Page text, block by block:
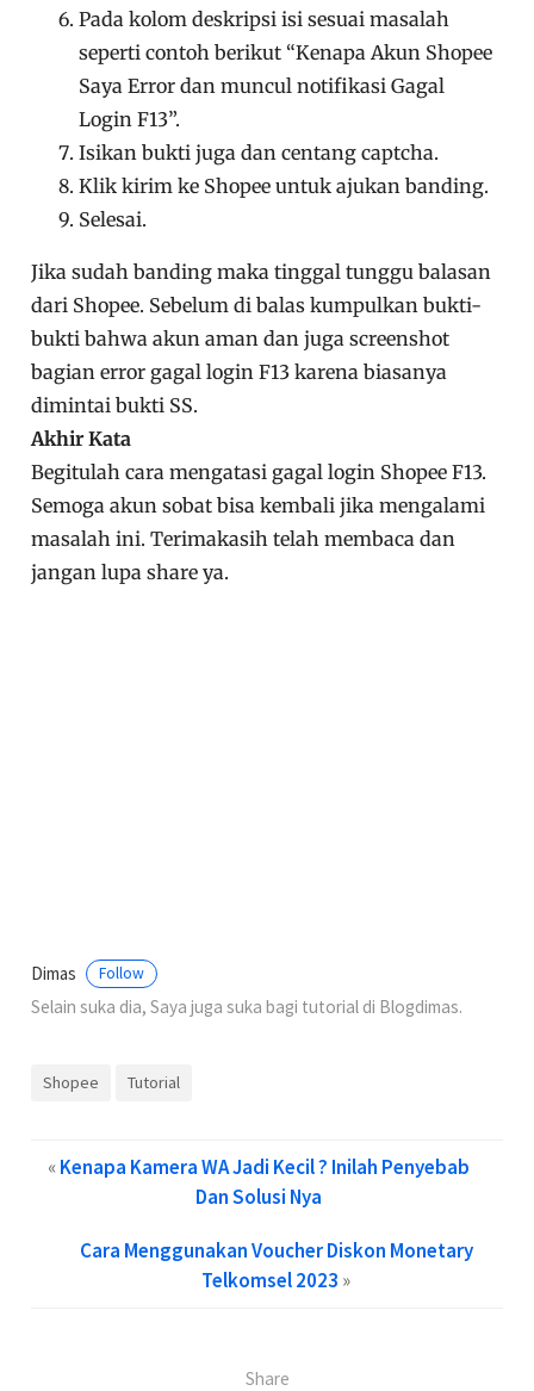
Share
Pada kolom deskripsi isi sesuai masalah
seperti contoh berikut “Kenapa Akun Shopee
Saya Error dan muncul notifikasi Gagal
Login F13”.
Isikan bukti juga dan centang captcha.
Klik kirim ke Shopee untuk ajukan banding.
Selesai.
Jika sudah banding maka tinggal tunggu balasan
dari Shopee. Sebelum di balas kumpulkan bukti-
bukti bahwa akun aman dan juga screenshot
bagian error gagal login F13 karena biasanya
dimintai bukti SS.
Akhir Kata
Begitulah cara mengatasi gagal login Shopee F13.
Semoga akun sobat bisa kembali jika mengalami
masalah ini. Terimakasih telah membaca dan
jangan lupa share ya.
Dimas Follow
Selain suka dia, Saya juga suka bagi tutorial di Blogdimas.
Shopee Tutorial
«Kenapa Kamera WA Jadi Kecil ? Inilah Penyebab
Dan Solusi Nya
Cara Menggunakan Voucher Diskon Monetary
Telkomsel 2023 »